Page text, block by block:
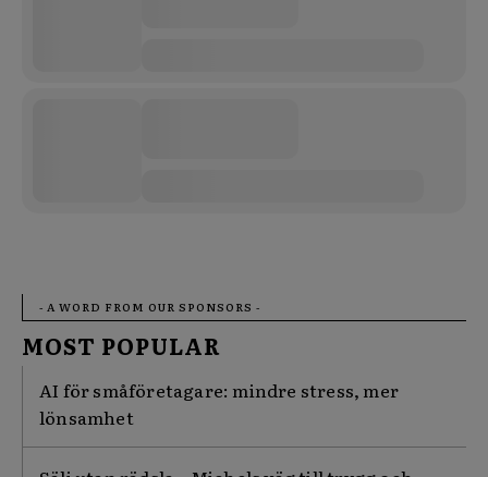
- A WORD FROM OUR SPONSORS -
MOST POPULAR
AI för småföretagare: mindre stress, mer
lönsamhet